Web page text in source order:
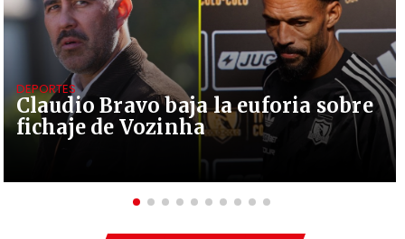
Claudio Bravo baja la euforia sobre
fichaje de Vozinha
DEPORTES